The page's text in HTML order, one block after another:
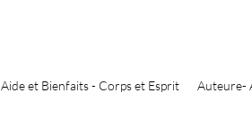
Aide et Bienfaits - Corps et Esprit Auteure-